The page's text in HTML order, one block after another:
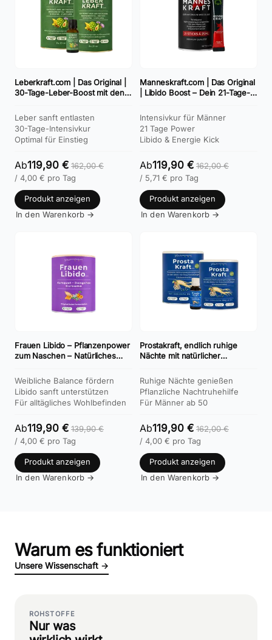
Leberkraft.com | Das Original |
30-Tage-Leber-Boost mit den
Mariendistel
Leber sanft entlasten
30-Tage-Intensivkur
Optimal für Einstieg
Ab119,90 € 162,00€
/ 4,00 € pro Tag
Produkt anzeigen
In den Warenkorb →
Manneskraft.com | Das Original
| Libido Boost – Dein 21-Tage-
Intensivkur für Männer
21 Tage Power
Libido & Energie Kick
Ab119,90 € 162,00€
/ 5,71 € pro Tag
Produkt anzeigen
In den Warenkorb →
Frauen Libido – Pflanzenpower
zum Naschen – Natürliches
Balance & gesteigerte Lust in
30 Tagen
Weibliche Balance fördern
Libido sanft unterstützen
Für alltägliches Wohlbefinden
Ab119,90 € 139,90€
/ 4,00 € pro Tag
Produkt anzeigen
In den Warenkorb →
Prostakraft, endlich ruhige
Nächte mit natürlicher
Ruhige Nächte genießen
Pflanzliche Nachtruhehilfe
Für Männer ab 50
Ab119,90 € 162,00€
/ 4,00 € pro Tag
Produkt anzeigen
In den Warenkorb →
Warum es funktioniert
Unsere Wissenschaft →
ROHSTOFFE
Nur was